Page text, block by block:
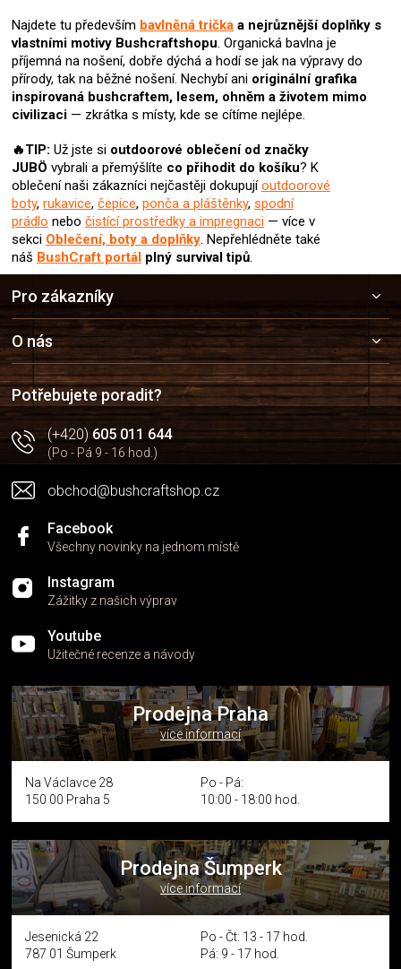
Najdete tu především bavlněná trička a nejrůznější doplňky s
vlastními motivy Bushcraftshopu. Organická bavlna je
příjemná na nošení, dobře dýchá a hodí se jak na výpravy do
přírody, tak na běžné nošení. Nechybí ani originální grafika
inspirovaná bushcraftem, lesem, ohněm a životem mimo
civilizaci — zkrátka s místy, kde se cítíme nejlépe.
🔥TIP: Už jste si outdoorové oblečení od značky
JUBÖ vybrali a přemýšlíte co přihodit do košíku? K
oblečení naši zákazníci nejčastěji dokupujíoutdoorové
boty, rukavice, čepice, ponča a pláštěnky, spodní
prádlo nebo čistící prostředky a impregnaci — více v
sekci Oblečení, boty a doplňky. Nepřehlédněte také
náš BushCraft portál plný survival tipů.
a
t
í
Pro zákazníky
O nás
Potřebujete poradit?
(+420)605 011 644
(Po - Pá 9 - 16 hod.)
obchod@bushcraftshop.cz
Facebook
Všechny novinky na jednom místě
Instagram
Zážitky z našich výprav
Youtube
Užitečné recenze a návody
Prodejna Praha
více informací
Na Václavce 28
150 00 Praha 5
Po - Pá:
10:00 - 18:00 hod.
Prodejna Šumperk
více informací
Jesenická 22
787 01 Šumperk
Po - Čt: 13 - 17 hod.
Pá: 9 - 17 hod.